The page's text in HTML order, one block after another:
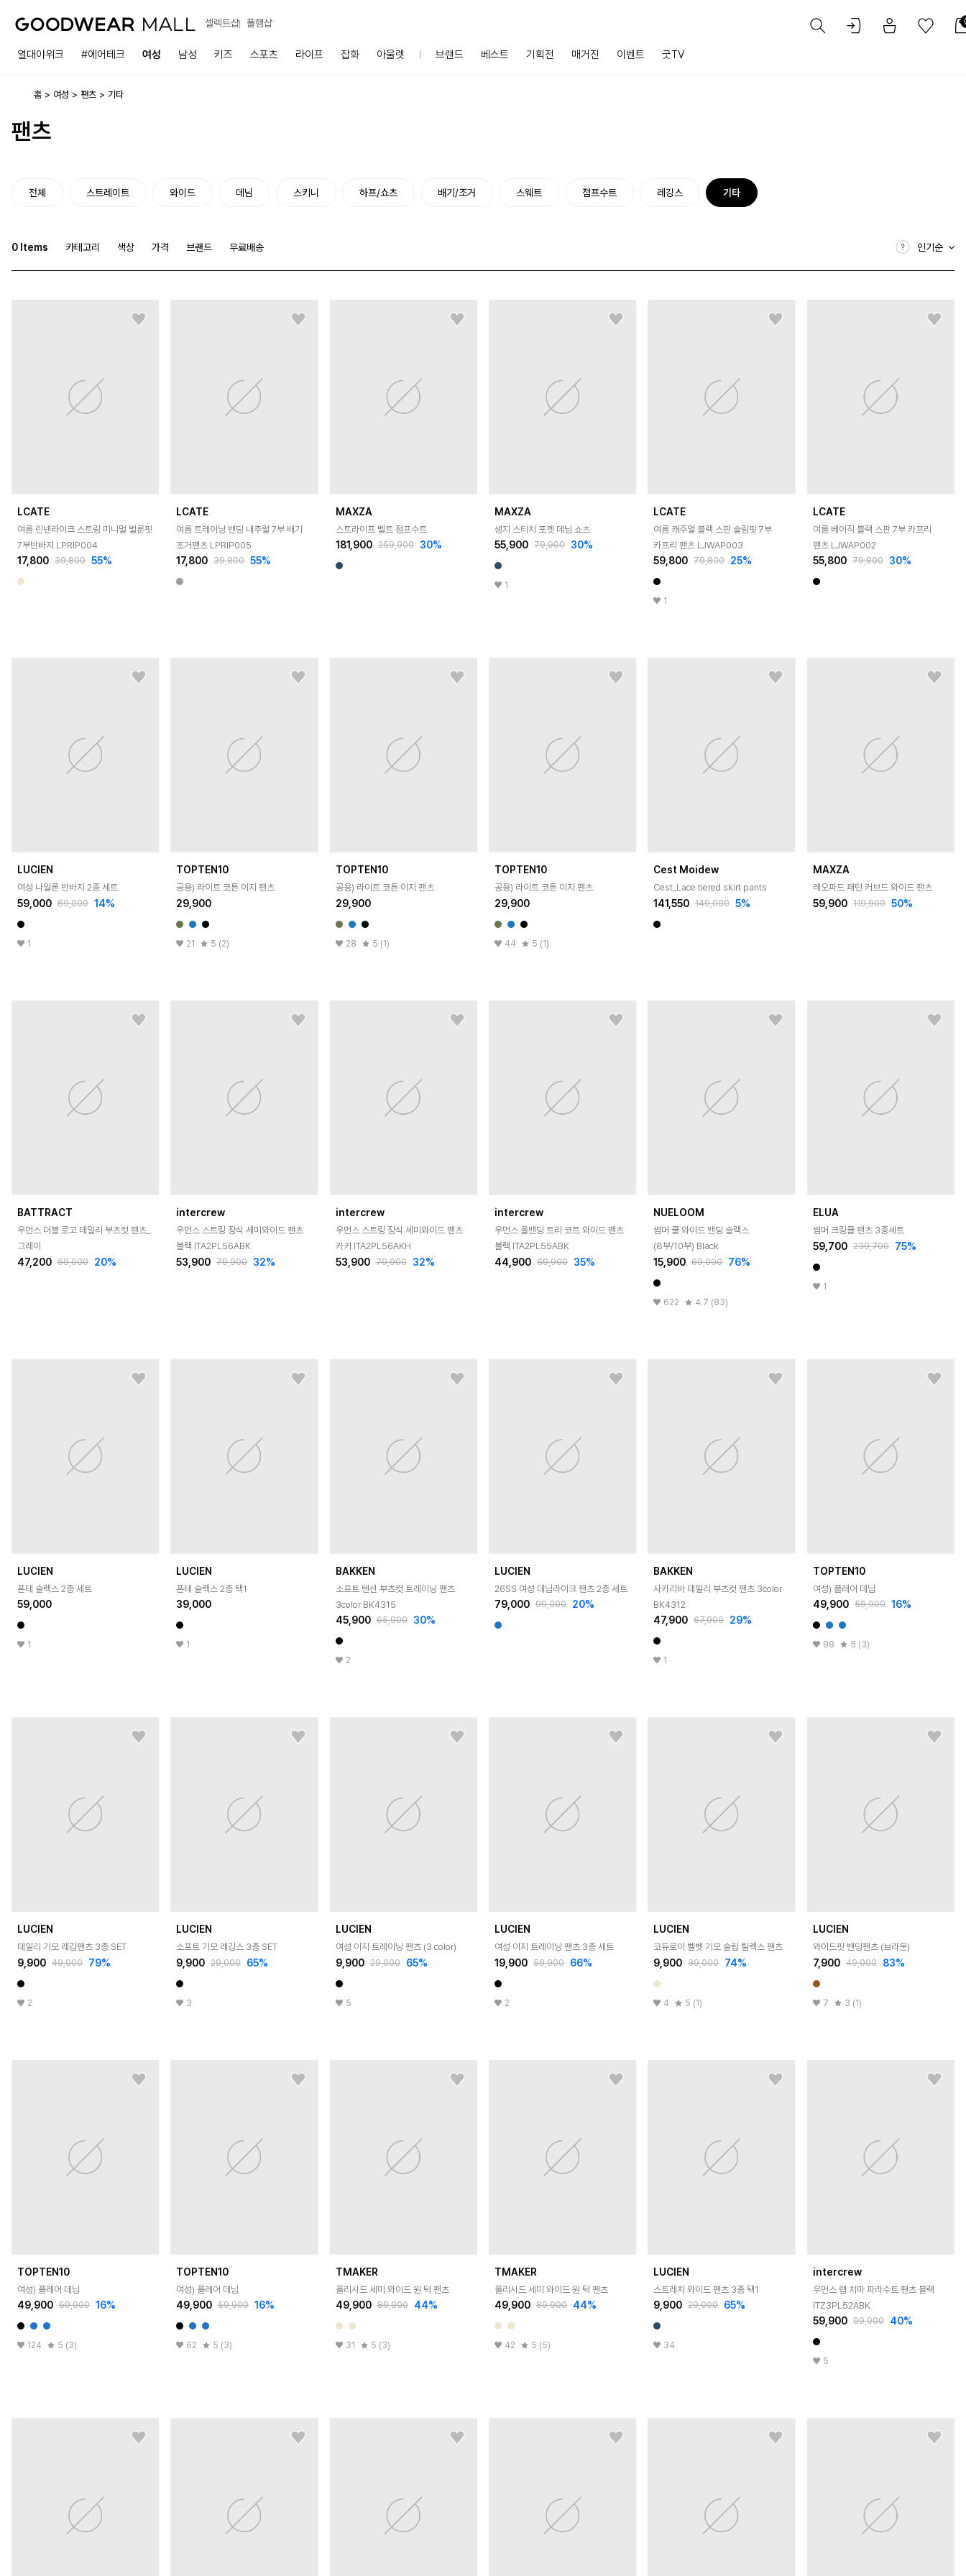
셀렉트샵 폴햄샵
열대야위크 #에어테크 여성 남성 키즈 스포츠 라이프 잡화 아울렛 브랜드 베스트 기획전 매거진 이벤트 굿TV
홈 여성 팬츠 기타
팬츠
전체 스트레이트 와이드 데님 스키니 하프/쇼츠 배기/조거 스웨트 점프수트 레깅스 기타
0 Items 카테고리 색상 가격 브랜드 무료배송 인기순
LCATE
여름 린넨라이크 스트링 미니멀 벌룬핏
7부반바지 LPRIP004
17,800 39,800 55%
LCATE
여름 트레이닝 밴딩 내추럴 7부 배기
조거팬츠 LPRIP005
17,800 39,800 55%
MAXZA
스트라이프 벨트 점프수트
181,900 259,900 30%
MAXZA
생지 스티치 포켓 데님 쇼츠
55,900 79,900 30%
1
LCATE
여름 캐주얼 블랙 스판 슬림핏 7부
카프리 팬츠 LJWAP003
59,800 79,800 25%
1
LCATE
여름 베이직 블랙 스판 7부 카프리
팬츠 LJWAP002
55,800 79,800 30%
LUCIEN
여성 나일론 반바지 2종 세트
59,000 69,000 14%
1
TOPTEN10
공용) 라이트 코튼 이지 팬츠
29,900
21 5 (2)
TOPTEN10
공용) 라이트 코튼 이지 팬츠
29,900
28 5 (1)
TOPTEN10
공용) 라이트 코튼 이지 팬츠
29,900
44 5 (1)
Cest Moidew
Cest_Lace tiered skirt pants
141,550 149,000 5%
MAXZA
레오파드 패턴 커브드 와이드 팬츠
59,900 119,900 50%
BATTRACT
우먼스 더블 로고 데일리 부츠컷 팬츠_
그레이
47,200 59,000 20%
intercrew
우먼스 스트링 장식 세미와이드 팬츠
블랙 ITA2PL56ABK
53,900 79,900 32%
intercrew
우먼스 스트링 장식 세미와이드 팬츠
카키 ITA2PL56AKH
53,900 79,900 32%
intercrew
우먼스 올밴딩 트리 코트 와이드 팬츠
블랙 ITA2PL55ABK
44,900 69,900 35%
NUELOOM
썸머 쿨 와이드 밴딩 슬랙스
(8부/10부) Black
15,900 69,000 76%
622 4.7 (83)
ELUA
썸머 크링클 팬츠 3종세트
59,700 239,700 75%
1
LUCIEN
폰테 슬렉스 2종 세트
59,000
1
LUCIEN
폰테 슬렉스 2종 택1
39,000
1
BAKKEN
소프트 텐션 부츠컷 트레이닝 팬츠
3color BK4315
45,900 65,900 30%
2
LUCIEN
26SS 여성 데님라이크 팬츠 2종 세트
79,000 99,000 20%
BAKKEN
사카리바 데일리 부츠컷 팬츠 3color
BK4312
47,900 67,900 29%
1
TOPTEN10
여성) 플레어 데님
49,900 59,900 16%
98 5 (3)
LUCIEN
데일리 기모 레깅팬츠 3종 SET
9,900 49,000 79%
2
LUCIEN
소프트 기모 레깅스 3종 SET
9,900 29,000 65%
3
LUCIEN
여성 이지 트레이닝 팬츠 (3 color)
9,900 29,000 65%
5
LUCIEN
여성 이지 트레이닝 팬츠 3종 세트
19,900 59,900 66%
2
LUCIEN
코듀로이 벨벳 기모 슬림 릴렉스 팬츠
9,900 39,000 74%
4 5 (1)
LUCIEN
와이드핏 밴딩팬츠 (브라운)
7,900 49,000 83%
7 3 (1)
TOPTEN10
여성) 플레어 데님
49,900 59,900 16%
124 5 (3)
TOPTEN10
여성) 플레어 데님
49,900 59,900 16%
62 5 (3)
TMAKER
폴리시드 세미 와이드 원 턱 팬츠
49,900 89,900 44%
31 5 (3)
TMAKER
폴리시드 세미 와이드 원 턱 팬츠
49,900 89,900 44%
42 5 (5)
LUCIEN
스트레치 와이드 팬츠 3종 택1
9,900 29,000 65%
34
intercrew
우먼스 랩 치마 파라수트 팬츠 블랙
ITZ3PL52ABK
59,900 99,900 40%
5